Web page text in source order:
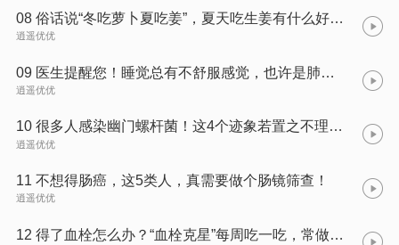
08 俗话说“冬吃萝卜夏吃姜”，夏天吃生姜有什么好处？哪些人夏天不能吃生姜？
逍遥优优
09 医生提醒您！睡觉总有不舒服感觉，也许是肺病了，别拖，最好早点查查肺！
逍遥优优
10 很多人感染幽门螺杆菌！这4个迹象若置之不理，当心胃癌靠近！
逍遥优优
11 不想得肠癌，这5类人，真需要做个肠镜筛查！
逍遥优优
12 得了血栓怎么办？“血栓克星”每周吃一吃，常做3事，血管通畅，一生无栓！